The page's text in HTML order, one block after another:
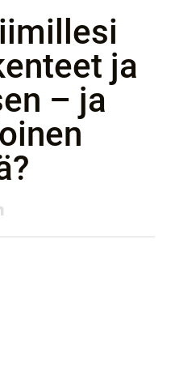
ja
– ja